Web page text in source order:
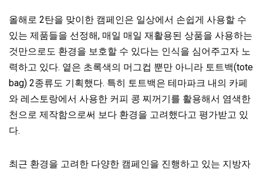
올해로 2탄을 맞이한 캠페인은 일상에서 손쉽게 사용할 수
있는 제품들을 선정해, 매일 매일 재활용된 상품을 사용하는
것만으로도 환경을 보호할 수 있다는 인식을 심어주고자 노
력하고 있다. 옅은 초록색의 머그컵 뿐만 아니라 토트백(tote
bag) 2종류도 기획했다. 특히 토트백은 테마파크 내의 카페
와 레스토랑에서 사용한 커피 콩 찌꺼기를 활용해서 염색한
천으로 제작함으로써 보다 환경을 고려했다고 평가받고 있
다.
최근 환경을 고려한 다양한 캠페인을 진행하고 있는 지방자